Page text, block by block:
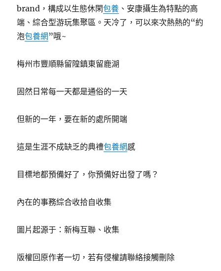
brand，構成以生態休閑包養 、安康攝生為特點的高
端、綜合型游玩集聚區。天冷了，可以來次熱熱的“約
泡包養網 ”哦~
梅州市豐順縣留隍鎮東留鹿湖
固然日常每一天都是通俗的一天
但新的一年，要在新的處所開端
這是生涯不成缺乏的典禮包養網感
目標地都預備好了，你預備好出發了嗎？
內在的事務綜合收拾自收集
圖片起源于：新梅互聯、收集
版權回原作者一切，若有侵權請聯絡接觸刪除